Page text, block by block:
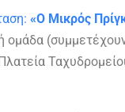
«Ο Μικρός
ομάδα